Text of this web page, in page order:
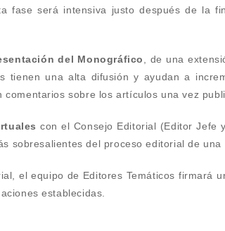
fase será intensiva justo después de la
del Monográfico
, de una
tienen una alta difusión y ayudan a
sobre los artículos una vez
con el Consejo Editorial (Editor Jefe
sobresalientes del proceso editorial de
el equipo de Editores Temáticos firmará
establecidas.